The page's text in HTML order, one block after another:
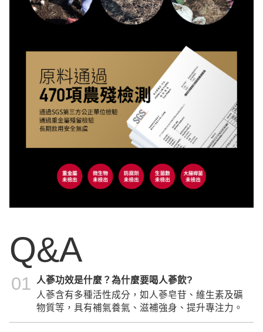
Q&A
01
人蔘功效是什麼？為什麼要喝人蔘飲?
人蔘含有多種活性成分，如人蔘皂苷、維生素及礦
物質等，具有補氣養氣、滋補強身、提升專注力。